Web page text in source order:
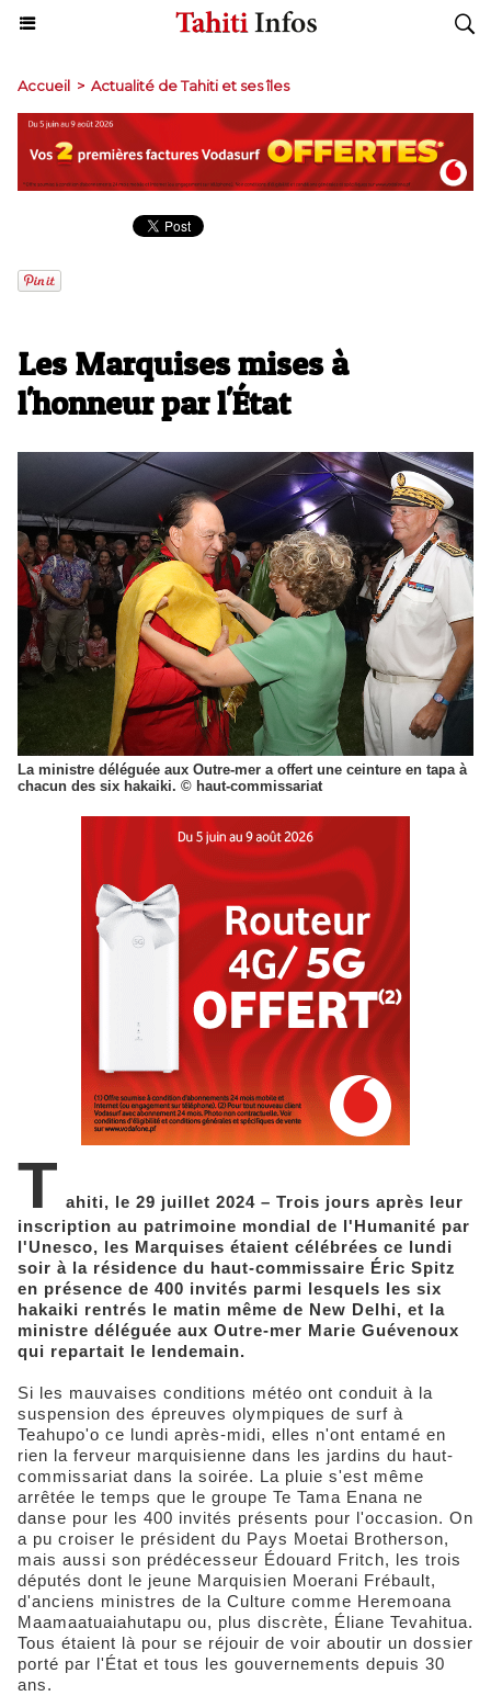
Accueil > Actualité de Tahiti et ses îles
Les Marquises mises à
l'honneur par l'État
La ministre déléguée aux Outre-mer a offert une ceinture en tapa à
chacun des six hakaiki. © haut-commissariat
T ahiti, le 29 juillet 2024 – Trois jours après leur
inscription au patrimoine mondial de l'Humanité par
l'Unesco, les Marquises étaient célébrées ce lundi
soir à la résidence du haut-commissaire Éric Spitz
en présence de 400 invités parmi lesquels les six
hakaiki rentrés le matin même de New Delhi, et la
ministre déléguée aux Outre-mer Marie Guévenoux
qui repartait le lendemain.
Si les mauvaises conditions météo ont conduit à la
suspension des épreuves olympiques de surf à
Teahupo'o ce lundi après-midi, elles n'ont entamé en
rien la ferveur marquisienne dans les jardins du haut-
commissariat dans la soirée. La pluie s'est même
arrêtée le temps que le groupe Te Tama Enana ne
danse pour les 400 invités présents pour l'occasion. On
a pu croiser le président du Pays Moetai Brotherson,
mais aussi son prédécesseur Édouard Fritch, les trois
députés dont le jeune Marquisien Moerani Frébault,
d'anciens ministres de la Culture comme Heremoana
Maamaatuaiahutapu ou, plus discrète, Éliane Tevahitua.
Tous étaient là pour se réjouir de voir aboutir un dossier
porté par l'État et tous les gouvernements depuis 30
ans.